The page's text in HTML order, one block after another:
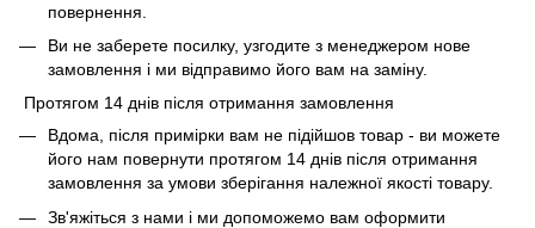
повернення.
Ви не заберете посилку, узгодите з менеджером нове
замовлення і ми відправимо його вам на заміну.
Протягом 14 днів після отримання замовлення
Вдома, після примірки вам не підійшов товар - ви можете
його нам повернути протягом 14 днів після отримання
замовлення за умови зберігання належної якості товару.
Зв'яжіться з нами і ми допоможемо вам оформити